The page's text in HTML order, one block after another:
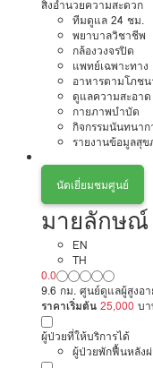
สิ่งอำนวยความสะดวก
ทีมดูแล 24 ชม.
พยาบาลวิชาชีพ
กล้องวงจรปิด
แพทย์เฉพาะทาง
อาหารตามโภช
ดูแลความสะอา
กายภาพบำบัด
กิจกรรมนันทนาก
รายงานข้อมูลสุข
นัดเยี่ยมชมศูนย์
มายลักษณ์
บางกรวย
EN
TH
0.0
9.6 กม. ศูนย์ดูแลผู้สูงอ
ราคาเริ่มต้น 25,000 บ
ผู้ป่วยที่ให้บริการได้
ผู้ป่วยพักฟื้นหลัง